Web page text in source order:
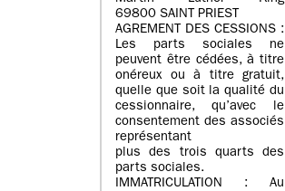
69800 SAINT PRIEST
AGREMENT DES CESSIONS :
Les parts sociales ne
peuvent être cédées, à titre
onéreux ou à titre gratuit,
quelle que soit la qualité du
cessionnaire, qu’avec le
consentement des associés
représentant
plus des trois quarts des
parts sociales.
IMMATRICULATION : Au